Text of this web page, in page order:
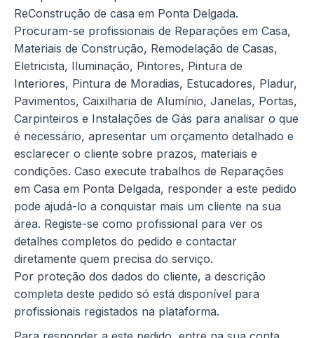
ReConstrução de casa em Ponta Delgada.
Procuram-se profissionais de Reparações em Casa,
Materiais de Construção, Remodelação de Casas,
Eletricista, Iluminação, Pintores, Pintura de
Interiores, Pintura de Moradias, Estucadores, Pladur,
Pavimentos, Caixilharia de Alumínio, Janelas, Portas,
Carpinteiros e Instalações de Gás para analisar o que
é necessário, apresentar um orçamento detalhado e
esclarecer o cliente sobre prazos, materiais e
condições. Caso execute trabalhos de Reparações
em Casa em Ponta Delgada, responder a este pedido
pode ajudá-lo a conquistar mais um cliente na sua
área. Registe-se como profissional para ver os
detalhes completos do pedido e contactar
diretamente quem precisa do serviço.
Por proteção dos dados do cliente, a descrição
completa deste pedido só está disponível para
profissionais registados na plataforma.